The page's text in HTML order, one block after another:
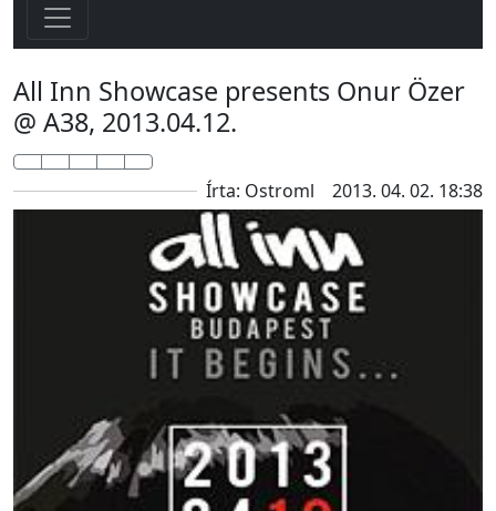
All Inn Showcase presents Onur Özer
@ A38, 2013.04.12.
Írta: Ostroml 2013. 04. 02. 18:38